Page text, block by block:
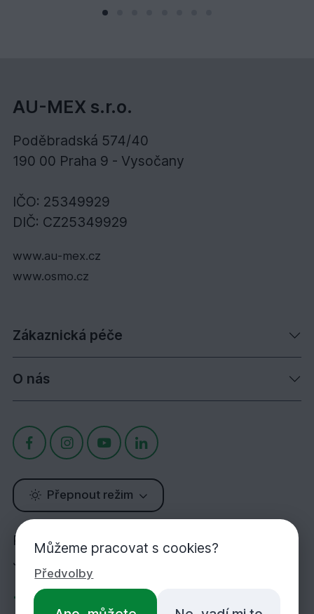
AU-MEX s.r.o.
Poděbradská 574/40
190 00 Praha 9 - Vysočany
IČO: 25349929
DIČ: CZ25349929
www.au-mex.cz
www.osmo.cz
Zákaznická péče
O nás
Přepnout režim
Potřebujete poradit?
Jsme tu pro Vás!
+420 283 933 452
Můžeme pracovat s cookies?
Předvolby